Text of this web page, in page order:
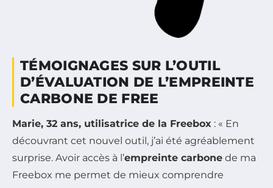
TÉMOIGNAGES SUR L’OUTIL
D’ÉVALUATION DE L’EMPREINTE
CARBONE DE FREE
Marie, 32 ans, utilisatrice de la Freebox : « En
découvrant cet nouvel outil, j’ai été agréablement
surprise. Avoir accès à l’empreinte carbone de ma
Freebox me permet de mieux comprendre